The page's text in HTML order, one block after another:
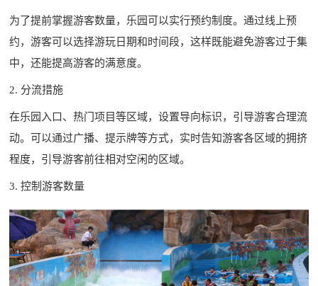
为了提前掌握游客数量，乐园可以实行预约制度。通过线上预
约，游客可以选择游玩日期和时间段，这样既能避免游客过于集
中，还能提高游客的满意度。
2. 分流措施
在乐园入口、热门项目等区域，设置导向标识，引导游客合理流
动。可以通过广播、提示牌等方式，实时告知游客各区域的拥挤
程度，引导游客前往相对空闲的区域。
3. 控制游客数量